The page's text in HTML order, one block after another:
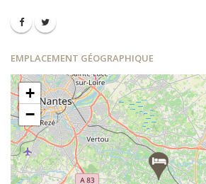
EMPLACEMENT GÉOGRAPHIQUE
+
−